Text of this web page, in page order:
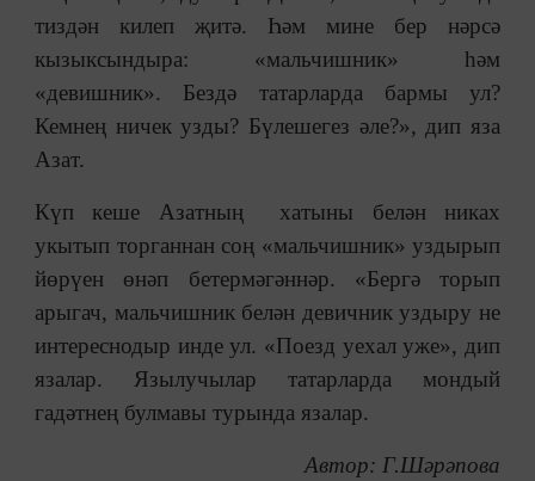
тиздән килеп җитә. Һәм мине бер нәрсә
кызыксындыра: «мальчишник» һәм
«девишник». Бездә татарларда бармы ул?
Кемнең ничек узды? Бүлешегез әле?», дип яза
Азат.
Күп кеше Азатның хатыны белән никах
укытып торганнан соң «мальчишник» уздырып
йөрүен өнәп бетермәгәннәр. «Бергә торып
арыгач, мальчишник белән девичник уздыру не
интереснодыр инде ул. «Поезд уехал уже», дип
язалар. Язылучылар татарларда мондый
гадәтнең булмавы турында язалар.
Автор: Г.Шәрәпова